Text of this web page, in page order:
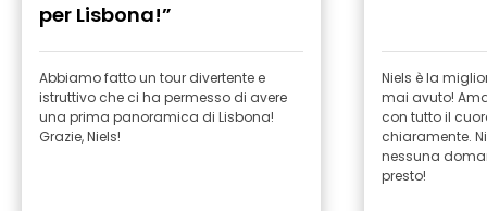
per Lisbona!”
Abbiamo fatto un tour divertente e
istruttivo che ci ha permesso di avere
una prima panoramica di Lisbona!
Grazie, Niels!
Niels è la
mai avuto!
con tutto il
chiaramente.
nessuna domanda! Spero
presto!